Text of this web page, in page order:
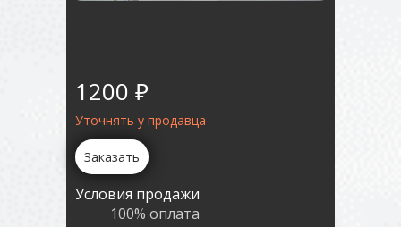
1200 ₽
Уточнять у продавца
Заказать
Условия продажи
100% оплата